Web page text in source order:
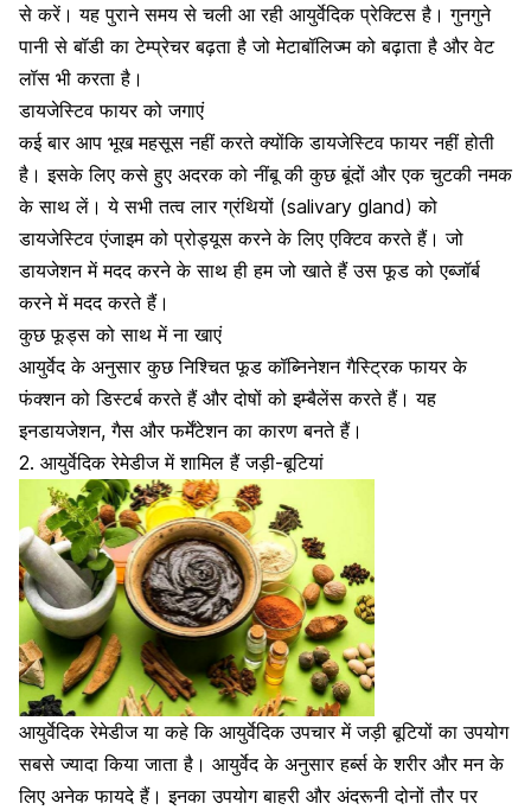
से करें। यह पुराने समय से चली आ रही आयुर्वेदिक प्रेक्टिस है। गुनगुने
पानी से बॉडी का टेम्प्रेचर बढ़ता है जो मेटाबॉलिज्म को बढ़ाता है और वेट
लॉस भी करता है।
डायजेस्टिव फायर को जगाएं
कई बार आप भूख महसूस नहीं करते क्योंकि डायजेस्टिव फायर नहीं होती
है। इसके लिए कसे हुए अदरक को नींबू की कुछ बूंदों और एक चुटकी नमक
के साथ लें। ये सभी तत्व लार ग्रंथियों (salivary gland) को
डायजेस्टिव एंजाइम को प्रोड्यूस करने के लिए एक्टिव करते हैं। जो
डायजेशन में मदद करने के साथ ही हम जो खाते हैं उस फूड को एब्जॉर्ब
करने में मदद करते हैं।
कुछ फूड्स को साथ में ना खाएं
आयुर्वेद के अनुसार कुछ निश्चित फूड कॉब्निनेशन गैस्ट्रिक फायर के
फंक्शन को डिस्टर्ब करते हैं और दोषों को इम्बैलेंस करते हैं। यह
इनडायजेशन, गैस और फर्मेंटेशन का कारण बनते हैं।
2. आयुर्वेदिक रेमेडीज में शामिल हैं जड़ी-बूटियां
आयुर्वेदिक रेमेडीज या कहे कि आयुर्वेदिक उपचार में जड़ी बूटियों का उपयोग
सबसे ज्यादा किया जाता है। आयुर्वेद के अनुसार हर्ब्स के शरीर और मन के
लिए अनेक फायदे हैं। इनका उपयोग बाहरी और अंदरूनी दोनों तौर पर